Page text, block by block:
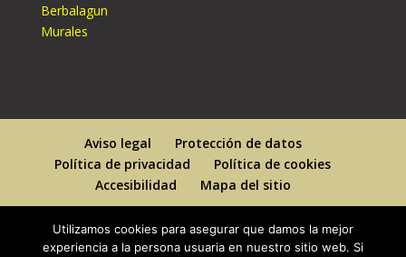
Berbalagun
Murales
Aviso legal
Protección de datos
Política de privacidad
Política de cookies
Accesibilidad
Mapa del sitio
Utilizamos cookies para asegurar que damos la mejor
experiencia a la persona usuaria en nuestro sitio web. Si